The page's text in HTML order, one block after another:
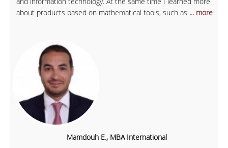
about products based on mathematical tools, such as ... more
Mamdouh E., MBA International